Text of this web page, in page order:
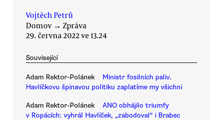
Vojtěch Petrů
Domov → Zpráva
29. června 2022 ve 13.24
Související
Adam Rektor-Polánek
Ministr fosilních paliv.
Havlíčkovu špinavou politiku zaplatíme my všichni
Adam Rektor-Polánek
ANO obhájilo triumfy
v Ropácích: vyhrál Havlíček, „zabodoval“ i Brabec